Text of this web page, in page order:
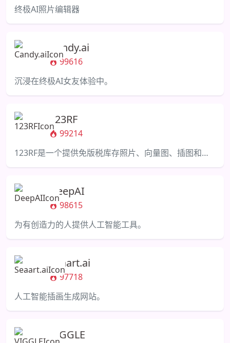
终极AI照片编辑器
Candy.ai
99616
沉浸在终极AI女友体验中。
123RF
99214
123RF是一个提供免版税库存照片、向量图、插图和剪贴画的平台。
DeepAI
98615
为有创造力的人提供人工智能工具。
Seaart.ai
97718
人工智能插画生成网站。
VIGGLE